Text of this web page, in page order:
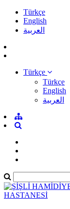
Türkçe
English
العربية
Türkçe
Türkçe
English
العربية